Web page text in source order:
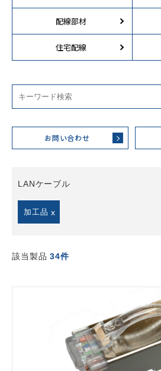
配線部材
住宅配線
お問い合わせ
LANケーブル
加工品
該当製品34件